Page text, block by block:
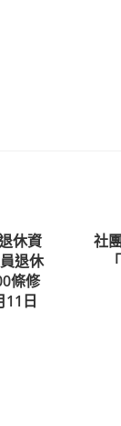
休資
退休
條修
11日
社